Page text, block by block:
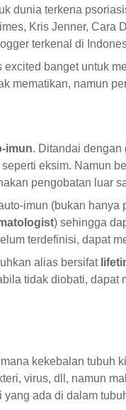
dunia terkena
Kris Jenner, Cara
terkenal di
banget untuk
mematikan, namun
imun. Ditandai dengan
eksim. Namun
pengobatan luar
imun (bukan
) sehingga
terdefinisi, dapat
alias bersifat
tidak diobati, dapat
kekebalan tubuh
virus, dll, namun
ada di dalam